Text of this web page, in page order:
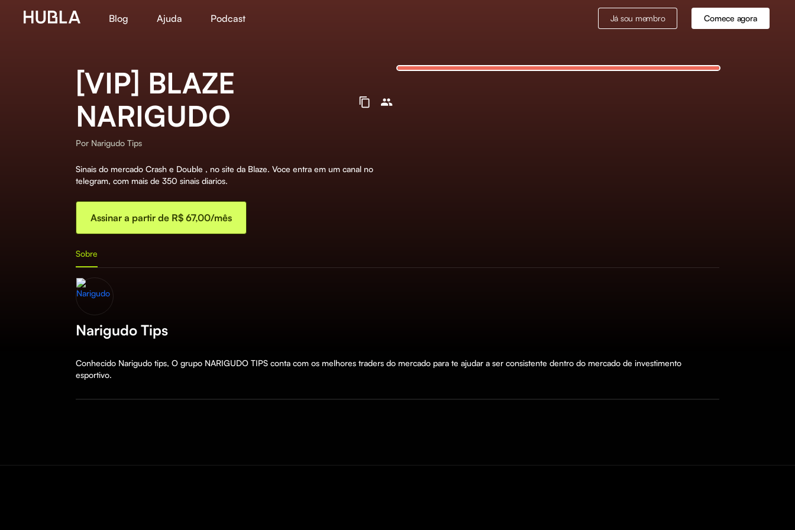
Blog Ajuda Podcast Já sou membro Comece agora
[VIP] BLAZE
NARIGUDO
Por Narigudo Tips
Sinais do mercado Crash e Double , no site da Blaze. Voce entra em um canal no
telegram, com mais de 350 sinais diarios.
Assinar a partir de R$ 67,00/mês
Sobre
Narigudo Tips
Conhecido Narigudo tips, O grupo NARIGUDO TIPS conta com os melhores traders do mercado para te ajudar a ser consistente dentro do mercado de investimento
esportivo.